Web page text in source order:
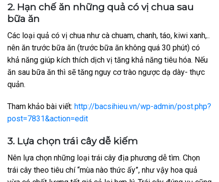
2. Hạn chế ăn những quả có vị chua sau
bữa ăn
Các loại quả có vị chua như cà chuam, chanh, táo, kiwi xanh,..
nên ăn trước bữa ăn (trước bữa ăn không quá 30 phút) có
khả năng giúp kích thích dịch vị tăng khả năng tiêu hóa. Nếu
ăn sau bữa ăn thì sẽ tăng nguy cơ trào ngược dạ dày- thực
quản.
Tham khảo bài viết: http://bacsihieu.vn/wp-admin/post.php?
post=7831&action=edit
3. Lựa chọn trái cây dễ kiếm
Nên lựa chọn những loại trái cây địa phương dễ tìm. Chọn
trái cây theo tiêu chí “mùa nào thức ấy”, như vậy hoa quả